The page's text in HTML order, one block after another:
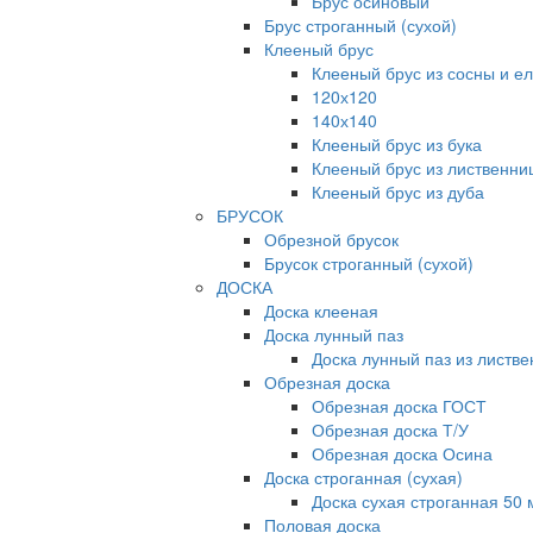
Брус строганный (сухой)
Клееный брус
Клееный брус из сосны и
120х120
140х140
Клееный брус из бука
Клееный брус из
Клееный брус из дуба
БРУСОК
Обрезной брусок
Брусок строганный (сухой)
ДОСКА
Доска клееная
Доска лунный паз
Доска лунный паз из
Обрезная доска
Обрезная доска ГОСТ
Обрезная доска Т/У
Обрезная доска Осина
Доска строганная (сухая)
Доска сухая строганная 50
Половая доска